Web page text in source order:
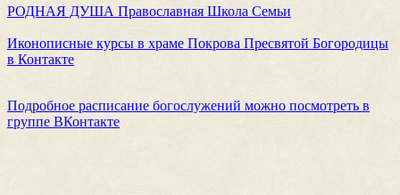
РОДНАЯ ДУША Православная Школа Семьи
Иконописные курсы в храме Покрова Пресвятой Богородицы
в Контакте
Подробное расписание богослужений можно посмотреть в
группе ВКонтакте